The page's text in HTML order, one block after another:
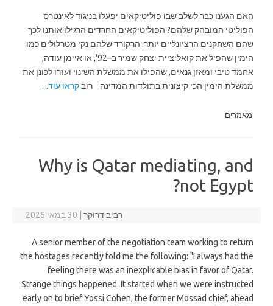
האם הגענו כבר לשלב שבו פוליטיקאים יפעלו בניגוד לאינטרס
הפוליטי המובהק שלהם? הפוליטיקאים החרדים הרגילו אותנו לכך
שהם השחקנים הרציונליים יותר. הרקורד שלהם נקי מטרלולים כמו
הימין שהפיל את קואליציית יצחק שמיר ב–92', או איימן עודה,
אחמד טיבי ומאזן גנאים, שהפילו את ממשלת השינוי ועזרו לכונן את
ממשלת הימין הכי קיצונית בתולדות המדינה. רובקראו עוד…
מאמרים
Why is Qatar mediating, and
not Egypt?
רביב דרוקר 30 במאי 2025
A senior member of the negotiation team working to return
the hostages recently told me the following: "I always had the
feeling there was an inexplicable bias in favor of Qatar.
Strange things happened. It started when we were instructed
early on to brief Yossi Cohen, the former Mossad chief, ahead